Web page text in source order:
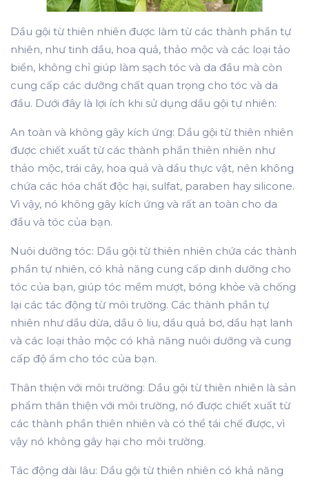
Dầu gội từ thiên nhiên được làm từ các thành phần tự
nhiên, như tinh dầu, hoa quả, thảo mộc và các loại tảo
biển, không chỉ giúp làm sạch tóc và da đầu mà còn
cung cấp các dưỡng chất quan trọng cho tóc và da
đầu. Dưới đây là lợi ích khi sử dụng dầu gội tự nhiên:
An toàn và không gây kích ứng: Dầu gội từ thiên nhiên
được chiết xuất từ các thành phần thiên nhiên như
thảo mộc, trái cây, hoa quả và dầu thực vật, nên không
chứa các hóa chất độc hại, sulfat, paraben hay silicone.
Vì vậy, nó không gây kích ứng và rất an toàn cho da
đầu và tóc của bạn.
Nuôi dưỡng tóc: Dầu gội từ thiên nhiên chứa các thành
phần tự nhiên, có khả năng cung cấp dinh dưỡng cho
tóc của bạn, giúp tóc mềm mượt, bóng khỏe và chống
lại các tác động từ môi trường. Các thành phần tự
nhiên như dầu dừa, dầu ô liu, dầu quả bơ, dầu hạt lanh
và các loại thảo mộc có khả năng nuôi dưỡng và cung
cấp độ ẩm cho tóc của bạn.
Thân thiện với môi trường: Dầu gội từ thiên nhiên là sản
phẩm thân thiện với môi trường, nó được chiết xuất từ
các thành phần thiên nhiên và có thể tái chế được, vì
vậy nó không gây hại cho môi trường.
Tác động dài lâu: Dầu gội từ thiên nhiên có khả năng